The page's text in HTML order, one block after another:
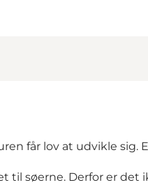
får lov at udvikle sig.
til søerne. Derfor er